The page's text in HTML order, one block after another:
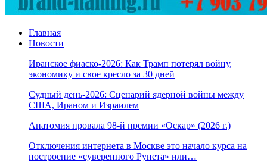
Главная
Новости
Иранское фиаско-2026: Как Трамп потерял войну,
экономику и свое кресло за 30 дней
Судный день-2026: Сценарий ядерной войны между
США, Ираном и Израилем
Анатомия провала 98-й премии «Оскар» (2026 г.)
Отключения интернета в Москве это начало курса на
построение «суверенного Рунета» или…